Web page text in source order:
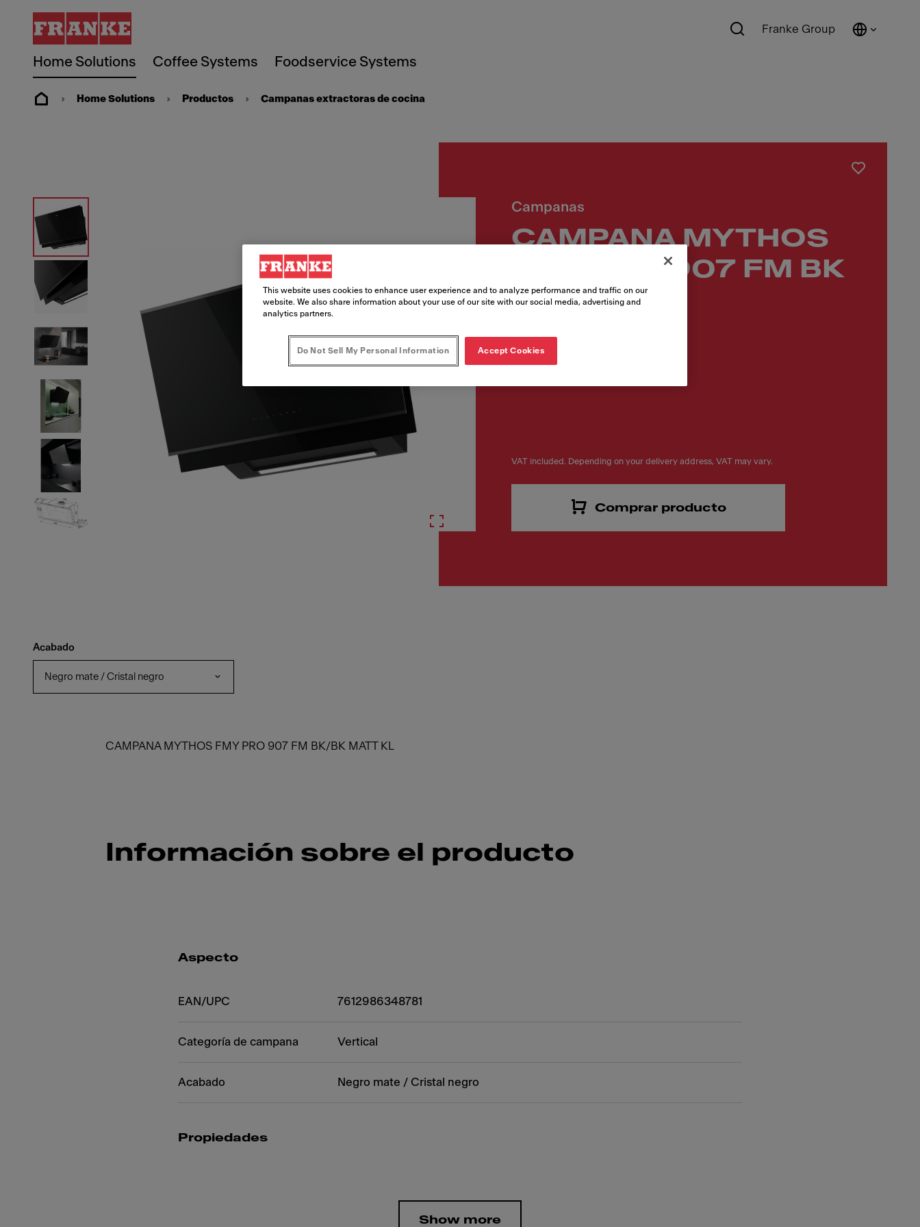
Home Solutions Coffee Systems Foodservice Systems
Franke Group
Home Solutions Productos Campanas extractoras de cocina
Campanas
CAMPANA MYTHOS
FMY PRO 907 FM BK
MATT KL
FUN
VAT included. Depending on your delivery address, VAT may vary.
Comprar producto
Acabado
Negro mate / Cristal negro
CAMPANA MYTHOS FMY PRO 907 FM BK/BK MATT KL
Información sobre el producto
Aspecto
EAN/UPC 7612986348781
Categoría de campana Vertical
Acabado Negro mate / Cristal negro
Propiedades
Show more
This website uses cookies to enhance user experience and to analyze performance and traffic on our
website. We also share information about your use of our site with our social media, advertising and
analytics partners.
Do Not Sell My Personal Information Accept Cookies